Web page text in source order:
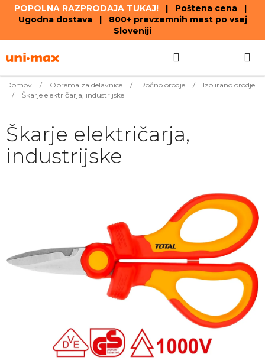
POPOLNA RAZPRODAJA TUKAJ!| Poštena cena |
Ugodna dostava | 800+ prevzemnih mest po vsej
Sloveniji
to
Domov / Oprema za delavnice / Ročno orodje /
Izolirano orodje
/
Škarje električarja, industrijske
Škarje električarja,
industrijske